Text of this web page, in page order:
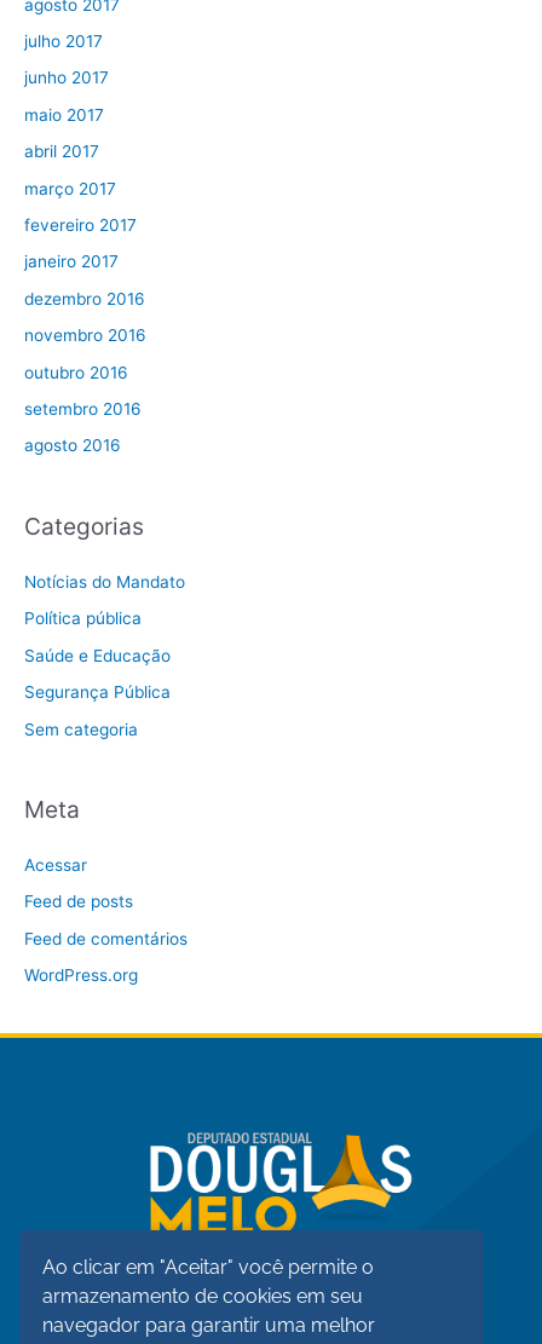
agosto 2017
julho 2017
junho 2017
maio 2017
abril 2017
março 2017
fevereiro 2017
janeiro 2017
dezembro 2016
novembro 2016
outubro 2016
setembro 2016
agosto 2016
Categorias
Notícias do Mandato
Política pública
Saúde e Educação
Segurança Pública
Sem categoria
Meta
Acessar
Feed de posts
Feed de comentários
WordPress.org
Ao clicar em "Aceitar" você permite o
armazenamento de cookies em seu
navegador para garantir uma melhor